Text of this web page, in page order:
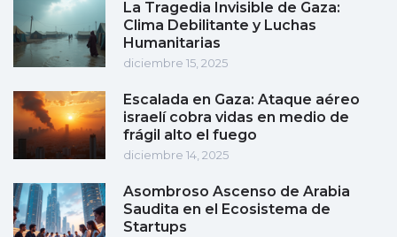
La Tragedia Invisible de Gaza:
Clima Debilitante y Luchas
Humanitarias
diciembre 15, 2025
Escalada en Gaza: Ataque aéreo
israelí cobra vidas en medio de
frágil alto el fuego
diciembre 14, 2025
Asombroso Ascenso de Arabia
Saudita en el Ecosistema de
Startups